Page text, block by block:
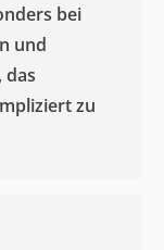
bei
und
das
zu